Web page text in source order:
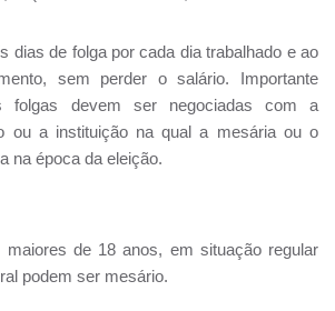
dias de folga por cada dia trabalhado e ao
sem perder o salário. Importante
folgas devem ser negociadas com a
ou a instituição na qual a mesária ou o
na época da eleição.
maiores de 18 anos, em situação regular
podem ser mesário.